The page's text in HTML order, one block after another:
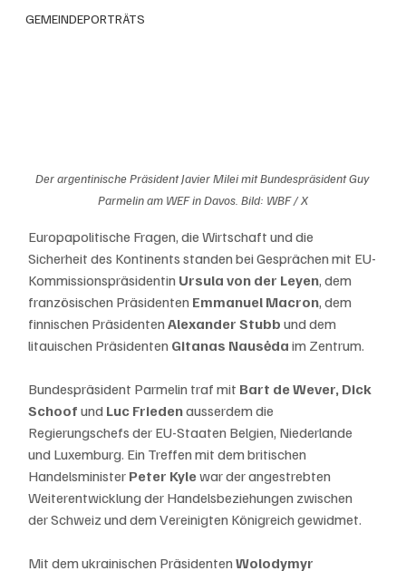
GEMEINDEPORTRÄTS
Der argentinische Präsident Javier Milei mit Bundespräsident Guy
Parmelin am WEF in Davos. Bild: WBF / X
Europapolitische Fragen, die Wirtschaft und die
Sicherheit des Kontinents standen bei Gesprächen mit EU-
Kommissionspräsidentin Ursula von der Leyen, dem
französischen Präsidenten Emmanuel Macron, dem
finnischen Präsidenten Alexander Stubb und dem
litauischen Präsidenten Gitanas Nausėda im Zentrum.
Bundespräsident Parmelin traf mit Bart de Wever, Dick
Schoof und Luc Frieden ausserdem die
Regierungschefs der EU-Staaten Belgien, Niederlande
und Luxemburg. Ein Treffen mit dem britischen
Handelsminister Peter Kyle war der angestrebten
Weiterentwicklung der Handelsbeziehungen zwischen
der Schweiz und dem Vereinigten Königreich gewidmet.
Mit dem ukrainischen Präsidenten Wolodymyr